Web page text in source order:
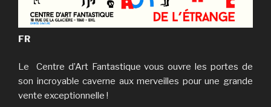
FR
Le Centre d’Art Fantastique vous ouvre les portes de
son incroyable caverne aux merveilles pour une grande
vente exceptionnelle !